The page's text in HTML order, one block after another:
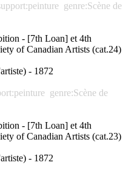
genre:Scène de
- [7th Loan] et 4th
of Canadian Artists (cat.24)
- 1872
genre:Scène de
- [7th Loan] et 4th
of Canadian Artists (cat.23)
- 1872